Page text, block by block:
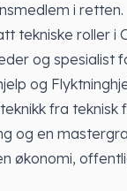
i retten.
tekniske roller i
og spesialist
og
fra
og en
økonomi,